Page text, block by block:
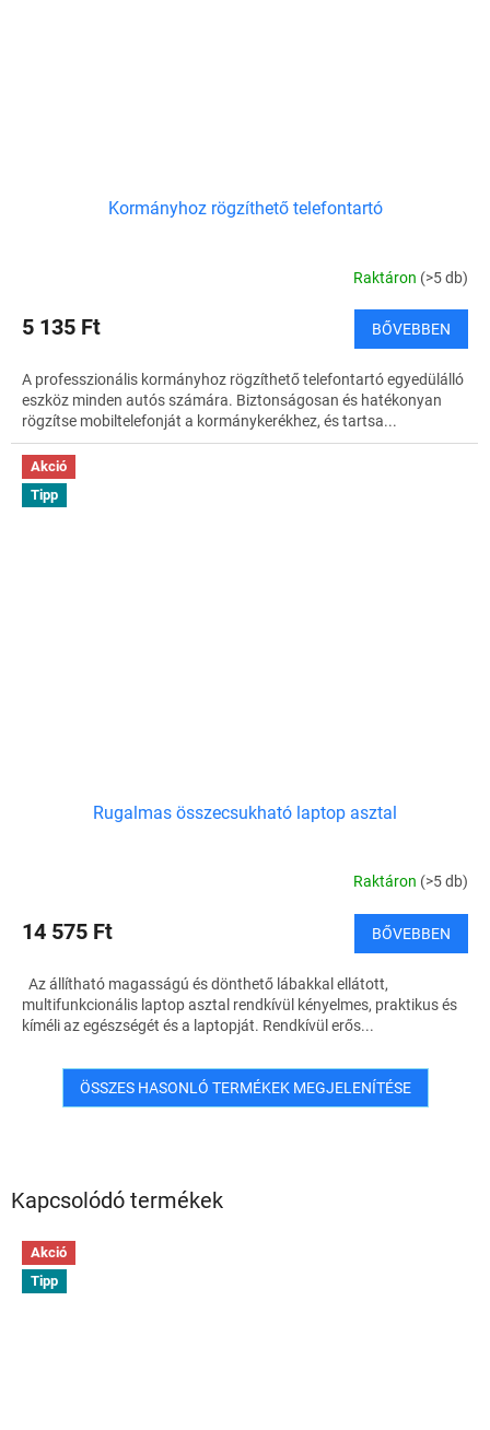
Kapcsolódó termékek
Akció
Tipp
Kormányhoz rögzíthető telefontartó
Raktáron (>5 db)
5 135 Ft BŐVEBBEN
A professzionális kormányhoz rögzíthető telefontartó egyedülálló
eszköz minden autós számára. Biztonságosan és hatékonyan
rögzítse mobiltelefonját a kormánykerékhez, és tartsa...
Akció
Tipp
Rugalmas összecsukható laptop asztal
Raktáron (>5 db)
14 575 Ft BŐVEBBEN
Az állítható magasságú és dönthető lábakkal ellátott,
multifunkcionális laptop asztal rendkívül kényelmes, praktikus és
kíméli az egészségét és a laptopját. Rendkívül erős...
ÖSSZES HASONLÓ TERMÉKEK MEGJELENÍTÉSE